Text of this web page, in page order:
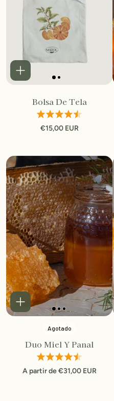
Bolsa De Tela
€15,00 EUR
Agotado
Duo Miel Y Panal
A partir de €31,00 EUR
No gracias, no